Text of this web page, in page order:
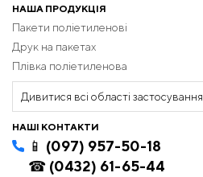
НАША ПРОДУКЦІЯ
Пакети поліетиленові
Друк на пакетах
Плівка поліетиленова
Дивитися всі області застосування
НАШІ КОНТАКТИ
📱 (097) 957-50-18
☎ (0432) 61-65-44